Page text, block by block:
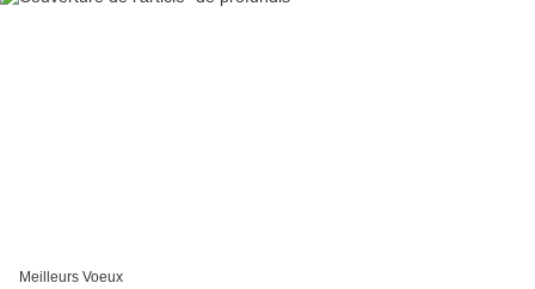
Meilleurs Voeux